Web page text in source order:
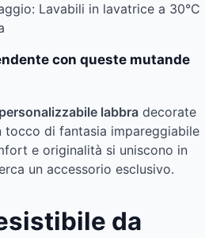
Lavabili in lavatrice a 30°C
con queste mutande
labbra decorate
di fantasia impareggiabile
e originalità si uniscono in
un accessorio esclusivo.
da